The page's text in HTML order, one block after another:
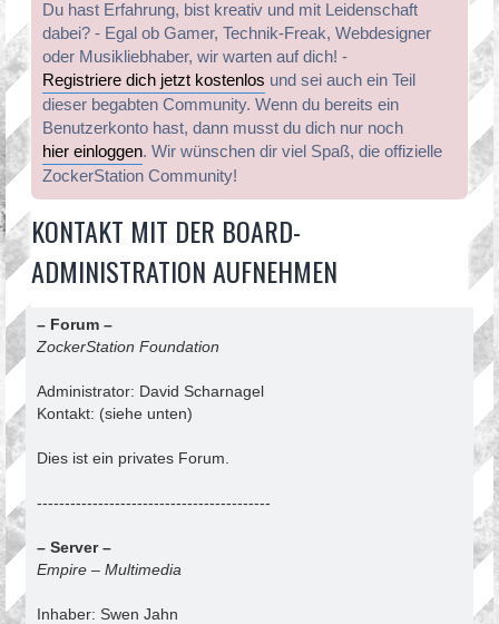
Du hast Erfahrung, bist kreativ und mit Leidenschaft
dabei? - Egal ob Gamer, Technik-Freak, Webdesigner
oder Musikliebhaber, wir warten auf dich! -
Registriere dich jetzt kostenlos und sei auch ein Teil
dieser begabten Community. Wenn du bereits ein
Benutzerkonto hast, dann musst du dich nur noch
hier einloggen. Wir wünschen dir viel Spaß, die offizielle
ZockerStation Community!
KONTAKT MIT DER BOARD-
ADMINISTRATION AUFNEHMEN
– Forum –
ZockerStation Foundation
Administrator: David Scharnagel
Kontakt: (siehe unten)
Dies ist ein privates Forum.
------------------------------------------
– Server –
Empire – Multimedia
Inhaber: Swen Jahn